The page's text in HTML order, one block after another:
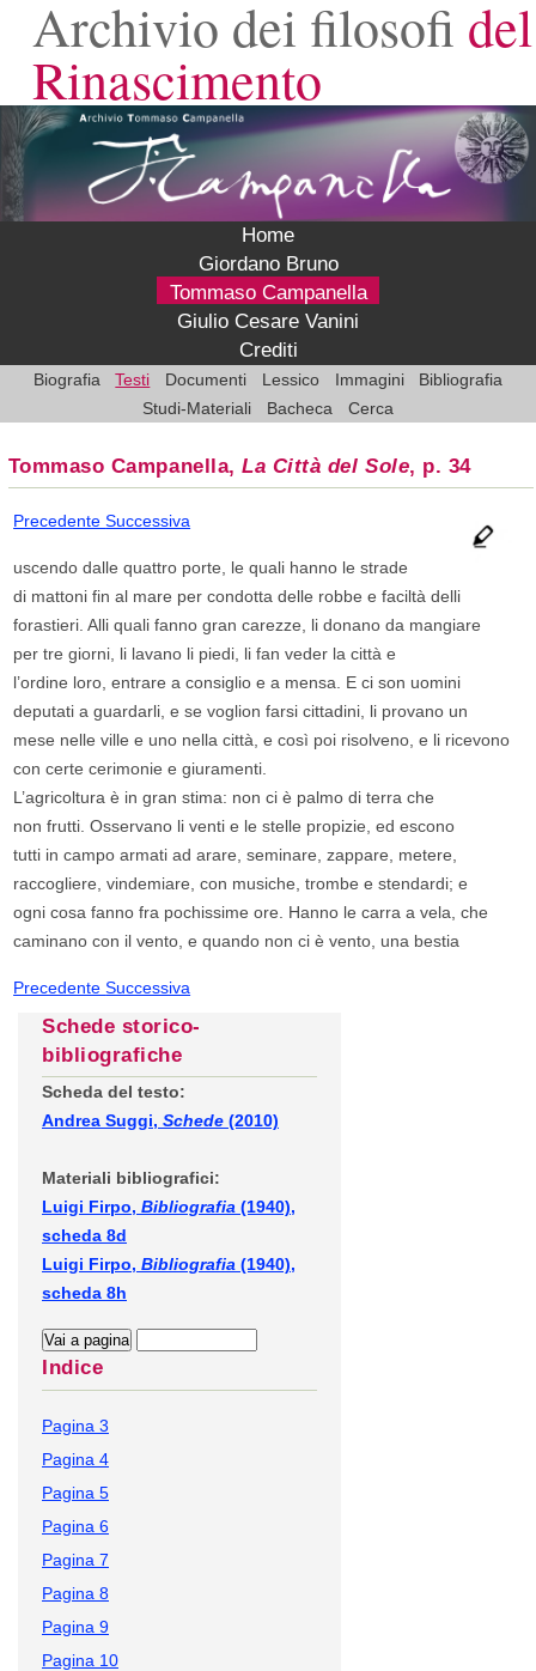
Archivio dei filosofi del
Rinascimento
Home
Giordano Bruno
Tommaso Campanella
Giulio Cesare Vanini
Crediti
Biografia Testi Documenti Lessico Immagini
Bibliografia
Studi-Materiali
Bacheca Cerca
Tommaso Campanella,La Città del Sole, p. 34
PrecedenteSuccessiva
uscendo dalle quattro porte, le quali hanno le strade
di mattoni fin al mare per condotta delle robbe e faciltà delli
forastieri. Alli quali fanno gran carezze, li donano da mangiare
per tre giorni, li lavano li piedi, li fan veder la città e
l’ordine loro, entrare a consiglio e a mensa. E ci son uomini
deputati a guardarli, e se voglion farsi cittadini, li provano un
mese nelle ville e uno nella città, e così poi risolveno, e li ricevono
con certe cerimonie e giuramenti.
L’agricoltura è in gran stima: non ci è palmo di terra che
non frutti. Osservano li venti e le stelle propizie, ed escono
tutti in campo armati ad arare, seminare, zappare, metere,
raccogliere, vindemiare, con musiche, trombe e stendardi; e
ogni cosa fanno fra pochissime ore. Hanno le carra a vela, che
caminano con il vento, e quando non ci è vento, una bestia
PrecedenteSuccessiva
Schede storico-
bibliografiche
Scheda del testo:
Andrea Suggi, Schede (2010)
Materiali bibliografici:
Luigi Firpo, Bibliografia (1940),
scheda 8d
Luigi Firpo, Bibliografia (1940),
scheda 8h
Indice
Pagina 3
Pagina 4
Pagina 5
Pagina 6
Pagina 7
Pagina 8
Pagina 9
Pagina 10